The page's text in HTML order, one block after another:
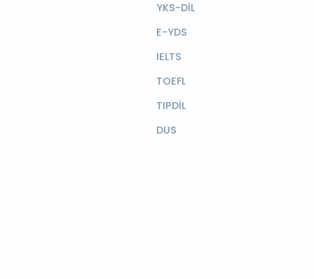
YKS-DİL
E-YDS
IELTS
TOEFL
TIPDİL
DUS